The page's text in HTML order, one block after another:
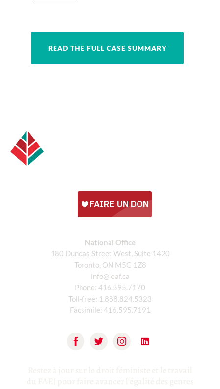
READ THE FULL CASE SUMMARY
National Office
180 Dundas Street West, Suite 1420
Toronto, ON M5G 1Z8
info@leaf.ca
Phone: 416.595.7170
Toll-free: 1.888.824.5323
Facsimile: 416.595.7191